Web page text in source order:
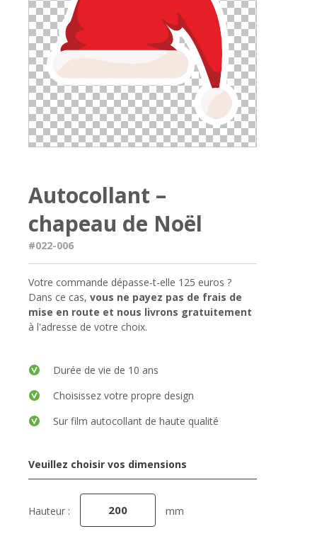
Téléchargez votre propre conception
Corona Covid-19
Autocollant –
chapeau de Noël
#022-006
Votre commande dépasse-t-elle 125 euros ?
Dans ce cas,vous ne payez pas de frais de
mise en route et nous livrons gratuitement
à l'adresse de votre choix.
Durée de vie de 10 ans
Choisissez votre propre design
Sur film autocollant de haute qualité
Veuillez choisir vos dimensions
Hauteur : mm